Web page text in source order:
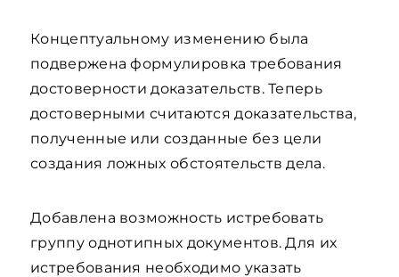
Концептуальному изменению была
подвержена формулировка требования
достоверности доказательств. Теперь
достоверными считаются доказательства,
полученные или созданные без цели
создания ложных обстоятельств дела.
Добавлена возможность истребовать
группу однотипных документов. Для их
истребования необходимо указать